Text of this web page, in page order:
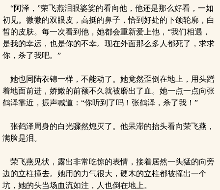
“阿泽，”荣飞燕泪眼婆娑的看向他，他还是那么好看，一如
初见。微微的双眼皮，高挺的鼻子，恰到好处的下颌轮廓，白
皙的皮肤。每一次看到他，她都会重新爱上他，“我们相遇，
是我的幸运，也是你的不幸。现在外面那么多人都死了，求求
你，杀了我吧。”
她也同陆衣锦一样，不能动了。她竟然歪倒在地上，用头蹭
着地面前进，娇嫩的前额不久就被磨出了血。她一点一点向张
鹤泽靠近，振声喊道：“你听到了吗！张鹤泽，杀了我！”
张鹤泽周身的白光骤然熄灭了。他呆滞的抬头看向荣飞燕，
满脸是泪。
荣飞燕见状，露出非常吃惊的表情，接着居然一头猛的向旁
边的立柱撞去。她用的力气很大，硬木的立柱都被撞出一个
坑，她的头当场血流如注，人也倒在地上。